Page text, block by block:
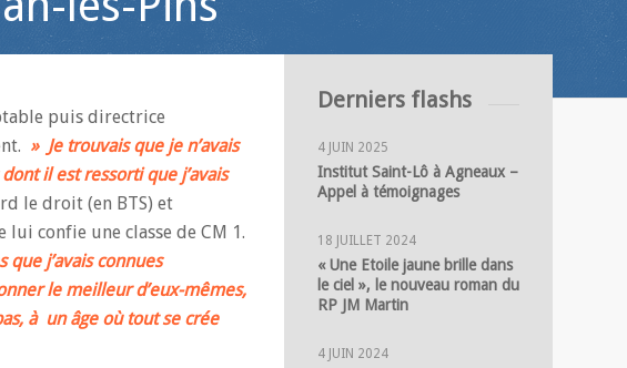
puis directrice
» Je trouvais que je n’avais
il est ressorti que j’avais
le droit (en BTS) et
lui confie une classe de CM 1.
que j’avais connues
le meilleur d’eux-mêmes,
à un âge où tout se crée
Derniers flashs
4 JUIN 2025
Institut Saint-Lô à Agneaux –
Appel à témoignages
18 JUILLET 2024
« Une Etoile jaune brille dans
le ciel », le nouveau roman du
RP JM Martin
4 JUIN 2024